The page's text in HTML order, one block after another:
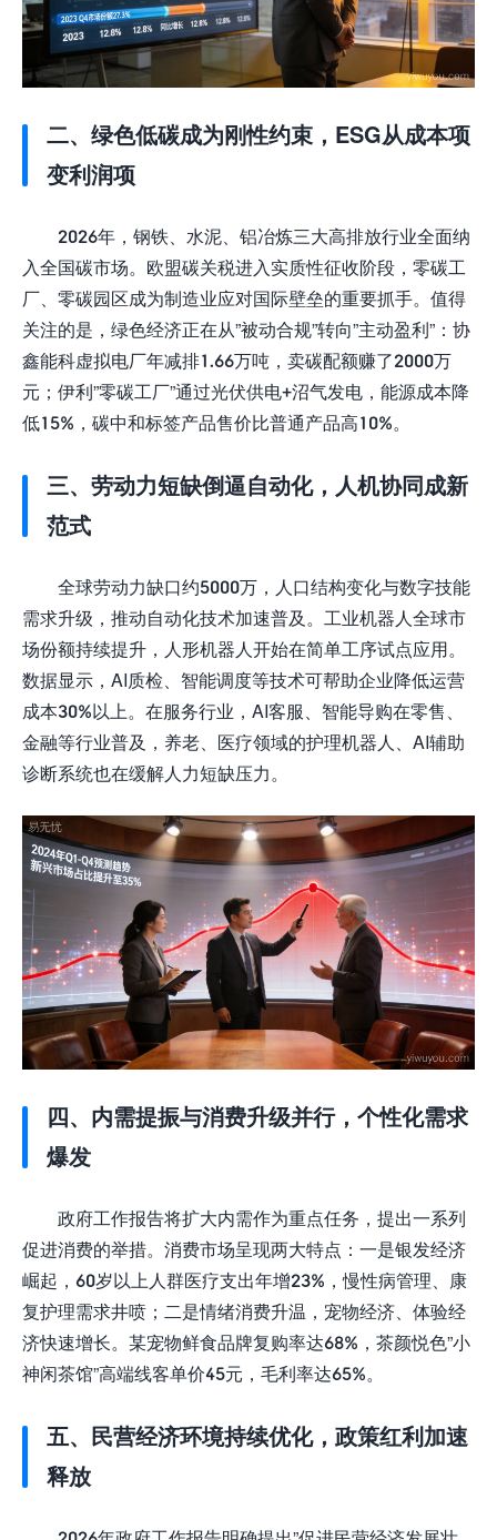
二、绿色低碳成为刚性约束，ESG从成本项
变利润项
2026年，钢铁、水泥、铝冶炼三大高排放行业全面纳
入全国碳市场。欧盟碳关税进入实质性征收阶段，零碳工
厂、零碳园区成为制造业应对国际壁垒的重要抓手。值得
关注的是，绿色经济正在从”被动合规”转向”主动盈利”：协
鑫能科虚拟电厂年减排1.66万吨，卖碳配额赚了2000万
元；伊利”零碳工厂”通过光伏供电+沼气发电，能源成本降
低15%，碳中和标签产品售价比普通产品高10%。
三、劳动力短缺倒逼自动化，人机协同成新
范式
全球劳动力缺口约5000万，人口结构变化与数字技能
需求升级，推动自动化技术加速普及。工业机器人全球市
场份额持续提升，人形机器人开始在简单工序试点应用。
数据显示，AI质检、智能调度等技术可帮助企业降低运营
成本30%以上。在服务行业，AI客服、智能导购在零售、
金融等行业普及，养老、医疗领域的护理机器人、AI辅助
诊断系统也在缓解人力短缺压力。
四、内需提振与消费升级并行，个性化需求
爆发
政府工作报告将扩大内需作为重点任务，提出一系列
促进消费的举措。消费市场呈现两大特点：一是银发经济
崛起，60岁以上人群医疗支出年增23%，慢性病管理、康
复护理需求井喷；二是情绪消费升温，宠物经济、体验经
济快速增长。某宠物鲜食品牌复购率达68%，茶颜悦色”小
神闲茶馆”高端线客单价45元，毛利率达65%。
五、民营经济环境持续优化，政策红利加速
释放